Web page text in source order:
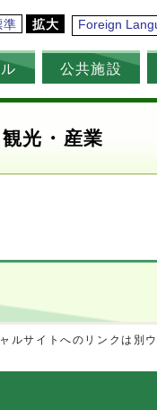
準 拡大 Foreign
公共施設
観光・産業
ルサイトへのリンクは別